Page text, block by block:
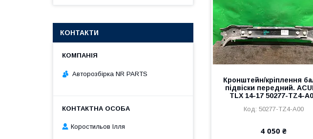
Кронштейн/кріплення
підвіски передний.
TLX 14-17 50277-TZ4-
50277-TZ4-A00
4 050 ₴
КОНТАКТИ
Авторозбірка NR PARTS
Коростильов Ілля